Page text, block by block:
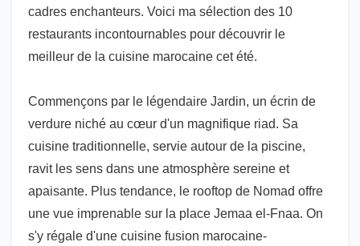
cadres enchanteurs. Voici ma sélection des 10
restaurants incontournables pour découvrir le
meilleur de la cuisine marocaine cet été.
Commençons par le légendaire Jardin, un écrin de
verdure niché au cœur d'un magnifique riad. Sa
cuisine traditionnelle, servie autour de la piscine,
ravit les sens dans une atmosphère sereine et
apaisante. Plus tendance, le rooftop de Nomad offre
une vue imprenable sur la place Jemaa el-Fnaa. On
s'y régale d'une cuisine fusion marocaine-